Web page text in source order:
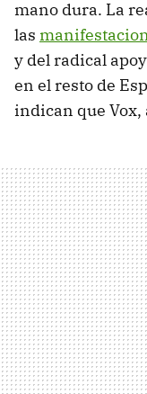
mano dura. La
las
y del radical
en el resto de
indican que